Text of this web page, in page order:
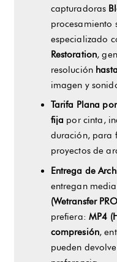
capturadoras
procesamiento
especializado
Restoration,
resolución
imagen y
Tarifa Plana
fija por cinta,
duración, para
proyectos de
Entrega de
entregan
(Wetransfer
prefiera: MP4
compresión,
pueden